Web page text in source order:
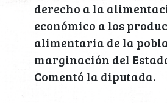
derecho a la
económico a los
alimentaria de la
marginación del
Comentó la diputada.